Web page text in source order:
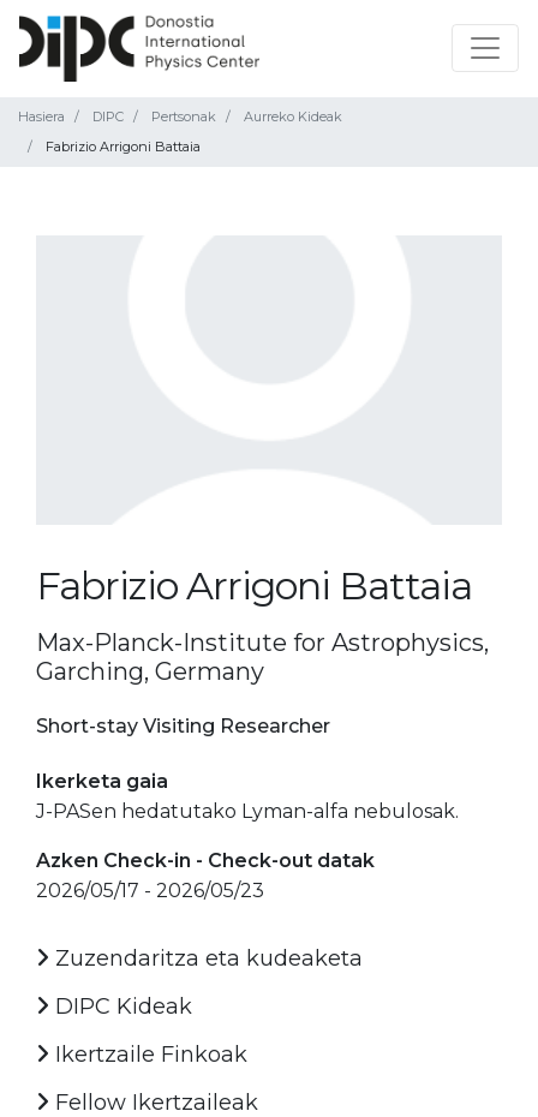
Hasiera DIPC Pertsonak
Aurreko Kideak
Fabrizio Arrigoni Battaia
Fabrizio Arrigoni Battaia
Max-Planck-Institute for Astrophysics,
Garching, Germany
Short-stay Visiting Researcher
Ikerketa gaia
J-PASen hedatutako Lyman-alfa nebulosak.
Azken Check-in - Check-out datak
2026/05/17 - 2026/05/23
Zuzendaritza eta kudeaketa
DIPC Kideak
Ikertzaile Finkoak
Fellow Ikertzaileak